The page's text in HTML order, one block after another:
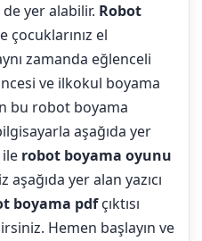
yer alabilir. Robot
çocuklarınız el
zamanda eğlenceli
ve ilkokul boyama
bu robot boyama
aşağıda yer
robot boyama oyunu
yer alan yazıcı
boyama pdfçıktısı
Hemen başlayın ve